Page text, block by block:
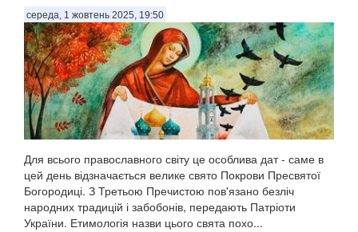
середа, 1 жовтень 2025, 19:50
Для всього православного світу це особлива дат - саме в
цей день відзначається велике свято Покрови Пресвятої
Богородиці. З Третьою Пречистою пов'язано безліч
народних традицій і забобонів, передають Патріоти
України. Етимологія назви цього свята похо...